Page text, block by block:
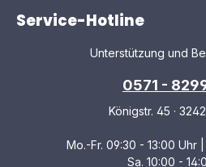
Service-Hotline
Unterstützung und
0571 -
Königstr. 45 ·
Mo.-Fr. 09:30 - 13:00 Uhr
Sa. 10:00 -